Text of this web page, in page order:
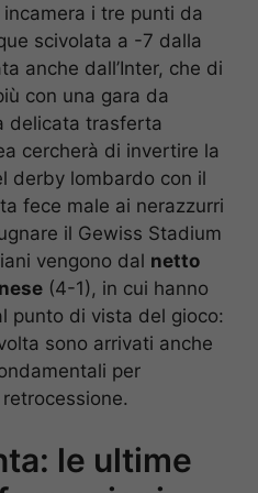
i tre punti da
scivolata a -7 dalla
anche dall’Inter, che di
con una gara da
delicata trasferta
cercherà di invertire la
derby lombardo con il
fece male ai nerazzurri
il Gewiss Stadium
vengono dal netto
(4-1), in cui hanno
punto di vista del gioco:
sono arrivati anche
per
le ultime